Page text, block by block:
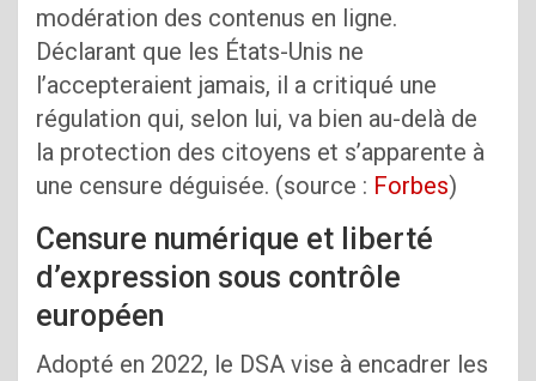
modération des contenus en ligne.
Déclarant que les États-Unis ne
l’accepteraient jamais, il a critiqué une
régulation qui, selon lui, va bien au-delà de
la protection des citoyens et s’apparente à
une censure déguisée. (source : Forbes)
Censure numérique et liberté
d’expression sous contrôle
européen
Adopté en 2022, le DSA vise à encadrer les